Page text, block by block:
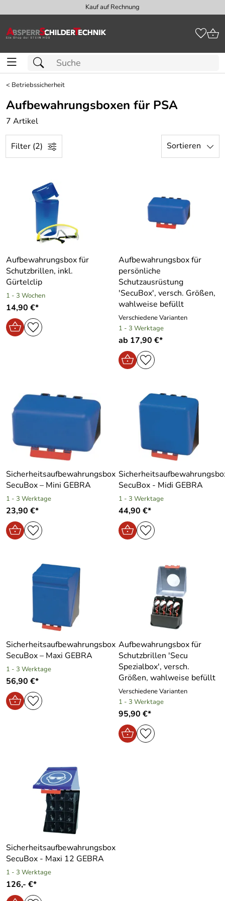
Kauf auf Rechnung
< Betriebssicherheit
Aufbewahrungsboxen für PSA
7 Artikel
Filter (2) Sortieren
Aufbewahrungsbox für
Schutzbrillen, inkl.
Gürtelclip
1 - 3 Wochen
14,90 €*
Aufbewahrungsbox für
persönliche
Schutzausrüstung
′SecuBox′, versch. Größen,
wahlweise befüllt
Verschiedene Varianten
1 - 3 Werktage
ab 17,90 €*
Sicherheitsaufbewahrungsbox
SecuBox – Mini GEBRA
1 - 3 Werktage
23,90 €*
SecuBox - Midi GEBRA
1 - 3 Werktage
44,90 €*
Sicherheitsaufbewahrungsbox
SecuBox – Maxi GEBRA
1 - 3 Werktage
56,90 €*
Aufbewahrungsbox für
Schutzbrillen ′Secu
Spezialbox′, versch.
Größen, wahlweise befüllt
Verschiedene Varianten
1 - 3 Werktage
95,90 €*
Sicherheitsaufbewahrungsbox
SecuBox - Maxi 12 GEBRA
1 - 3 Werktage
126,- €*